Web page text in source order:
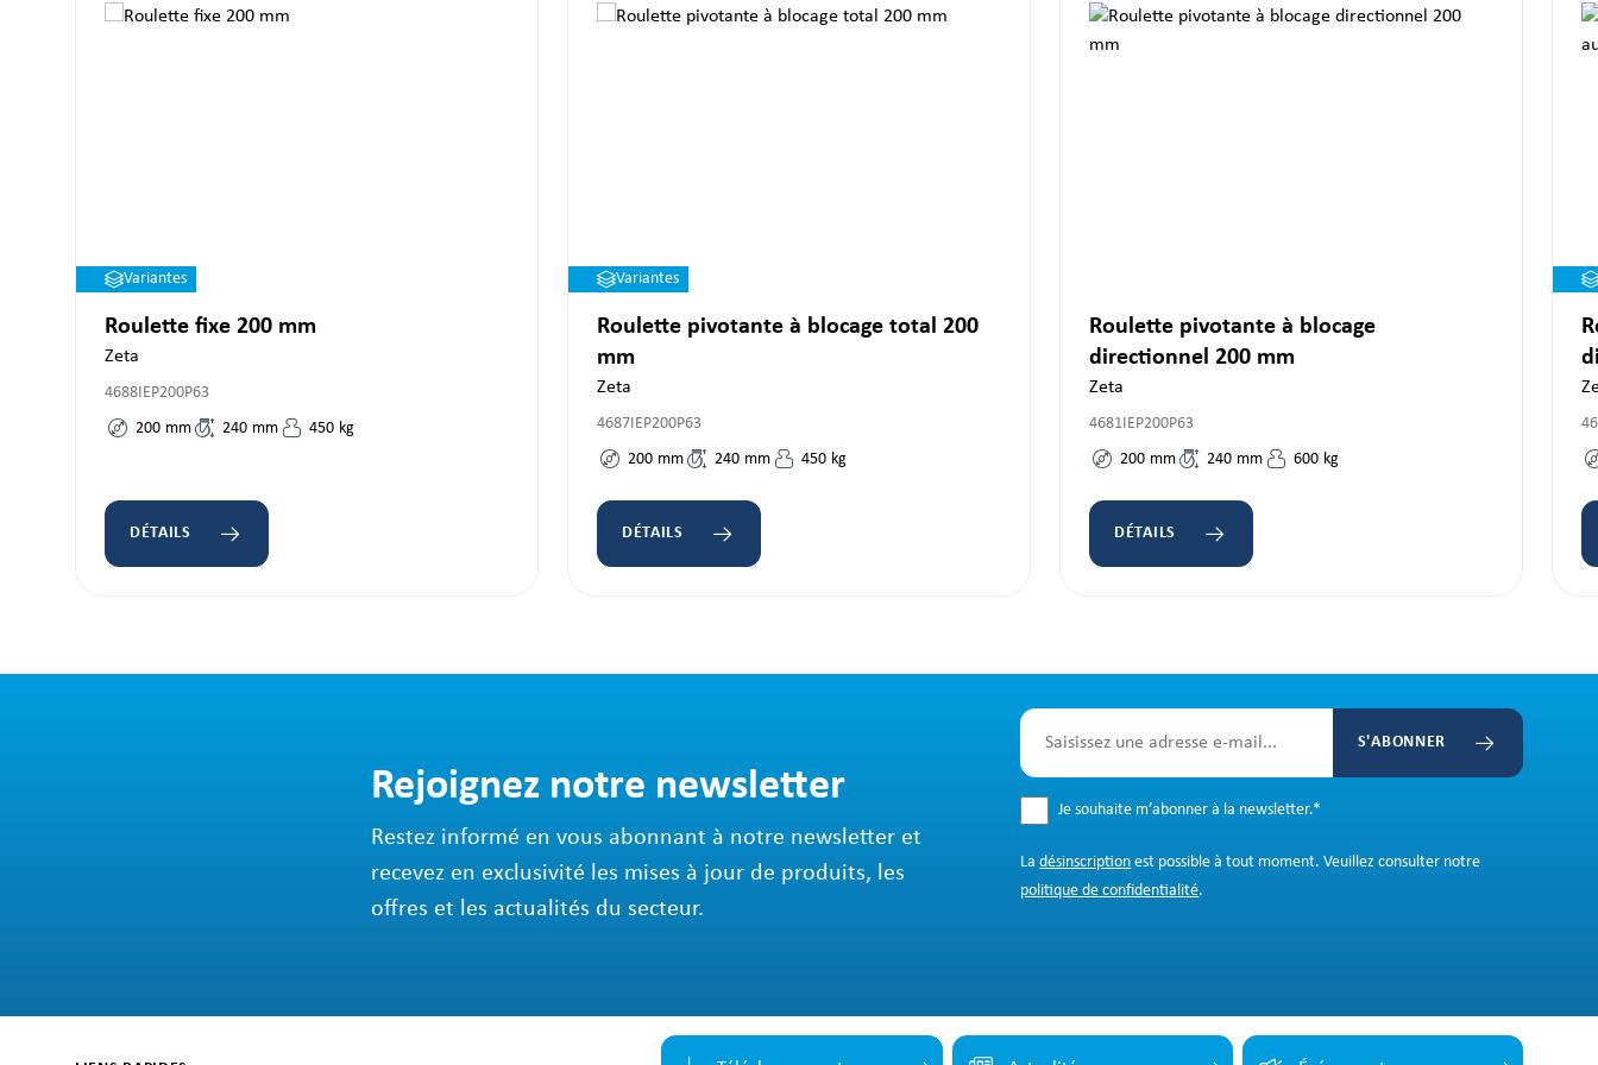
Variantes
Roulette fixe 200 mm
Zeta
4688IEP200P63
200 mm 240 mm 450 kg
DÉTAILS
Variantes
Roulette pivotante à blocage total 200
mm
Zeta
4687IEP200P63
200 mm 240 mm 450 kg
DÉTAILS
Roulette pivotante à blocage
directionnel 200 mm
Zeta
4681IEP200P63
200 mm 240 mm 600 kg
DÉTAILS
Rejoignez notre newsletter
Restez informé en vous abonnant à notre newsletter et
recevez en exclusivité les mises à jour de produits, les
offres et les actualités du secteur.
S'ABONNER
Je souhaite m’abonner à la newsletter.*
Ladésinscription est possible à tout moment. Veuillez consulter notre
politique de confidentialité.